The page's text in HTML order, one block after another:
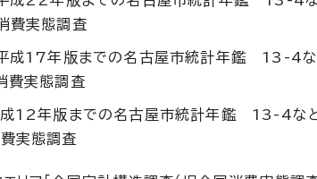
実態調査
成17年版までの名古屋市統計年鑑 13-4
実態調査
12年版までの名古屋市統計年鑑 13-4な
実態調査